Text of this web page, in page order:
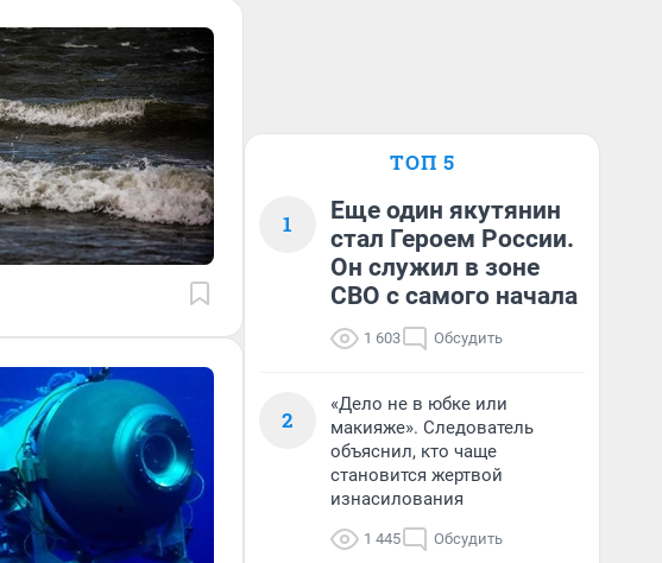
ТОП 5
1
Еще один якутянин
стал Героем России.
Он служил в зоне
СВО с самого начала
1 603 Обсудить
2
«Дело не в юбке или
макияже». Следователь
объяснил, кто чаще
становится жертвой
изнасилования
1 445 Обсудить